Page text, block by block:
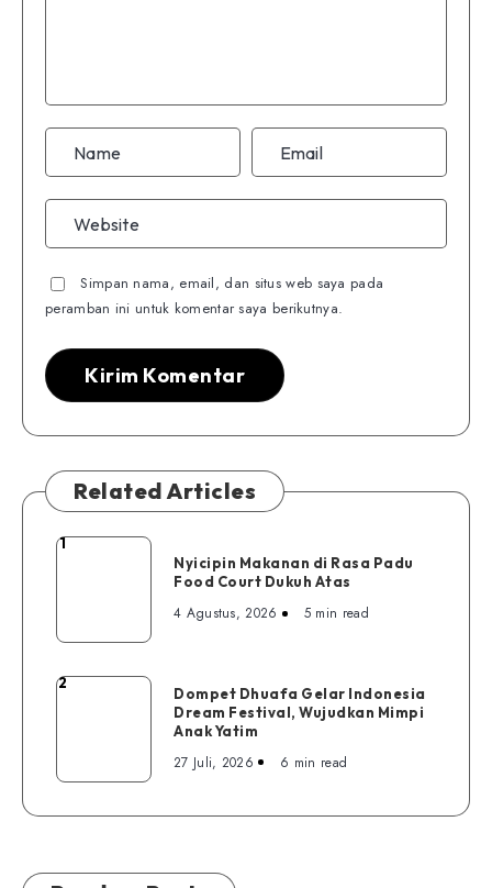
Simpan nama, email, dan situs web saya pada
peramban ini untuk komentar saya berikutnya.
Related Articles
Nyicipin
Food
1
Nyicipin Makanan di Rasa Padu
Food Court Dukuh Atas
4 Agustus, 2026 5 min read
Dompet
Festival,
2
Dompet Dhuafa Gelar Indonesia
Dream Festival, Wujudkan Mimpi
Anak Yatim
27 Juli, 2026 6 min read